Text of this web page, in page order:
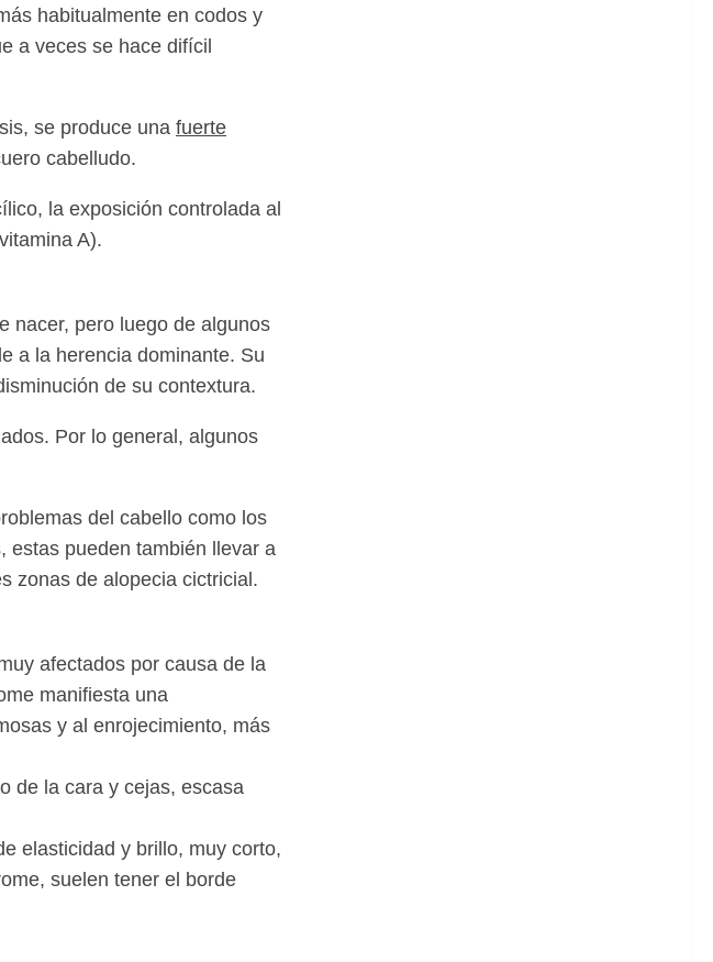
habitualmente en codos y
a veces se hace difícil
se produce una fuerte
cabelludo.
la exposición controlada al
A).
nacer, pero luego de algunos
a la herencia dominante. Su
de su contextura.
Por lo general, algunos
del cabello como los
estas pueden también llevar a
zonas de alopecia cictricial.
afectados por causa de la
manifiesta una
y al enrojecimiento, más
de la cara y cejas, escasa
elasticidad y brillo, muy corto,
suelen tener el borde